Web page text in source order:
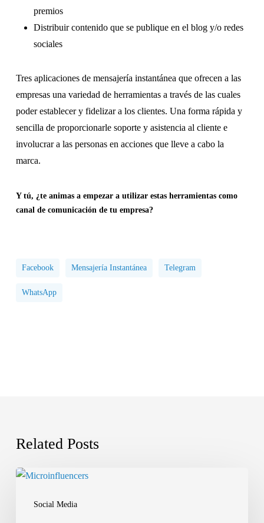
premios
Distribuir contenido que se publique en el blog y/o redes
sociales
Tres aplicaciones de mensajería instantánea que ofrecen a las
empresas una variedad de herramientas a través de las cuales
poder establecer y fidelizar a los clientes. Una forma rápida y
sencilla de proporcionarle soporte y asistencia al cliente e
involucrar a las personas en acciones que lleve a cabo la
marca.
Y tú, ¿te animas a empezar a utilizar estas herramientas como
canal de comunicación de tu empresa?
Facebook Mensajería Instantánea Telegram
WhatsApp
Related Posts
Social Media
Microinfluencers,
audiencia